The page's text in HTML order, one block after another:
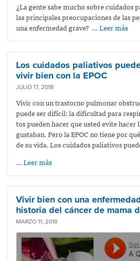
¿La gente sabe mucho sobre cuidados
las principales preocupaciones de las
una enfermedad grave? … Leer más
Los cuidados paliativos
vivir bien con la EPOC
JULIO 17, 2018
Vivir con un trastorno pulmonar
puede ser difícil: la dificultad para
tos pueden hacer que usted evite hacer
gustaban. Pero la EPOC no tiene por
de su vida. Los cuidados paliativos
… Leer más
Vivir bien con una
historia del cáncer de mama
MARZO 11, 2018